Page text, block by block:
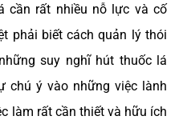
cần rất nhiều nỗ lực và cố
phải biết cách quản lý thói
suy nghĩ hút thuốc lá
chú ý vào những việc lành
làm rất cần thiết và hữu ích